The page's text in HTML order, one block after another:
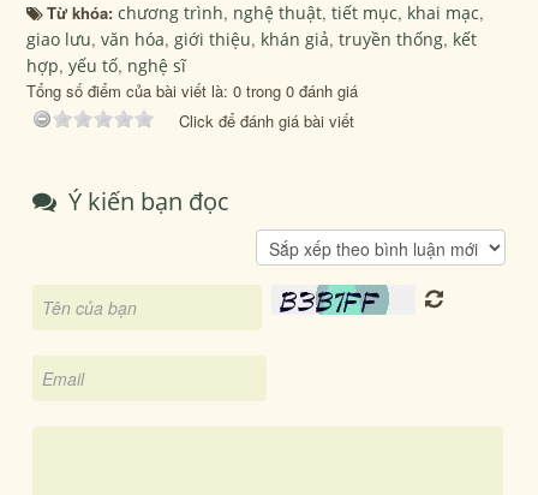
Từ khóa:chương trình, nghệ thuật,tiết mục, khai mạc,
giao lưu,văn hóa,giới thiệu, khán giả,truyền thống, kết
hợp,yếu tố, nghệ sĩ
Tổng số điểm của bài viết là: 0 trong 0 đánh giá
Click để đánh giá bài viết
Ý kiến bạn đọc